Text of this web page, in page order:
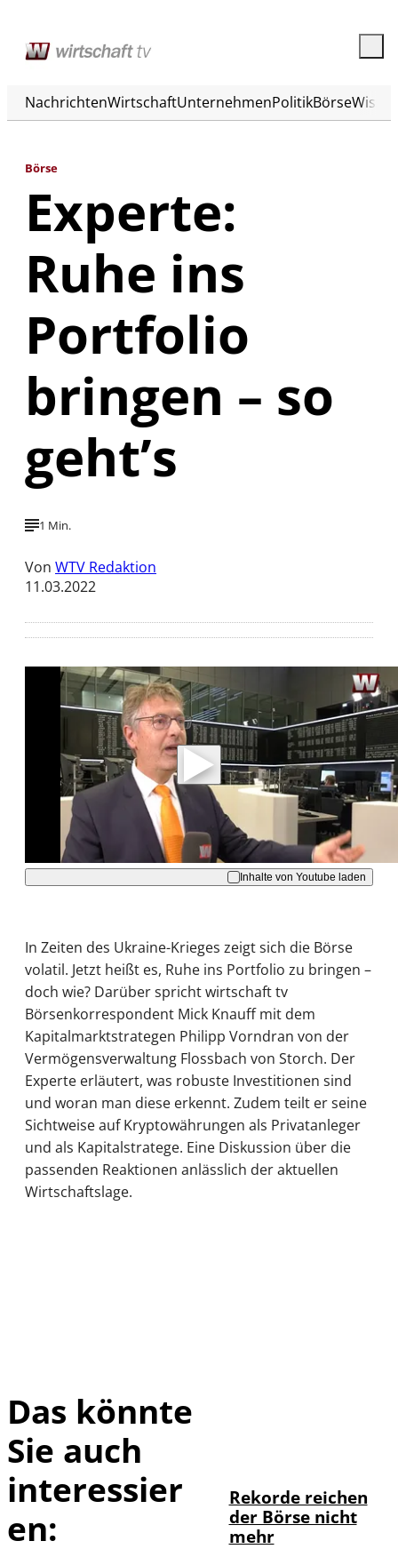
NachrichtenWirtschaftUnternehmenPolitikBörse
Börse
Experte:
Ruhe ins
Portfolio
bringen – so
geht’s
1 Min.
Von WTV Redaktion
11.03.2022
Mit der Wiedergabe dieses Videos werden
Daten an Youtube übertragen.
Hinweise dazu erhalten Sie in derDatenschutzerklärung.
Akzeptieren
Inhalte von Youtube laden
In Zeiten des Ukraine-Krieges zeigt sich die Börse
volatil. Jetzt heißt es, Ruhe ins Portfolio zu bringen –
doch wie? Darüber spricht wirtschaft tv
Börsenkorrespondent Mick Knauff mit dem
Kapitalmarktstrategen Philipp Vorndran von der
Vermögensverwaltung Flossbach von Storch. Der
Experte erläutert, was robuste Investitionen sind
und woran man diese erkennt. Zudem teilt er seine
Sichtweise auf Kryptowährungen als Privatanleger
und als Kapitalstratege. Eine Diskussion über die
passenden Reaktionen anlässlich der aktuellen
Wirtschaftslage.
Das könnte
Sie auch
interessier
en:
Rekorde reichen
der Börse nicht
mehr